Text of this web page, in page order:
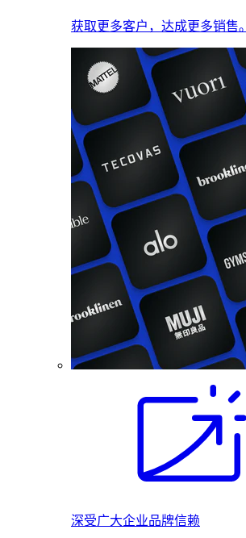
获取更多客户，达成更多销售。
深受广大企业品牌信赖